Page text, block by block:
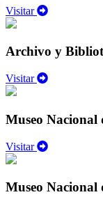
Visitar
Archivo y
Visitar
Museo
Visitar
Museo Nacional